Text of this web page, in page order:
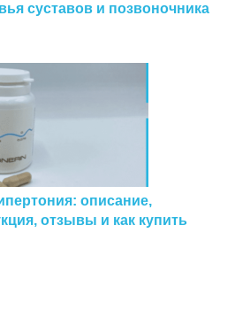
суставов и позвоночника
описание,
отзывы и как купить